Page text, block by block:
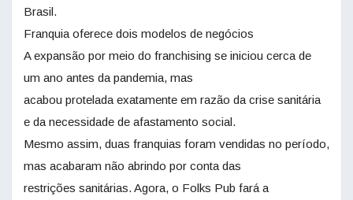
Brasil.
Franquia oferece dois modelos de negócios
A expansão por meio do franchising se iniciou cerca de
um ano antes da pandemia, mas
acabou protelada exatamente em razão da crise sanitária
e da necessidade de afastamento social.
Mesmo assim, duas franquias foram vendidas no período,
mas acabaram não abrindo por conta das
restrições sanitárias. Agora, o Folks Pub fará a